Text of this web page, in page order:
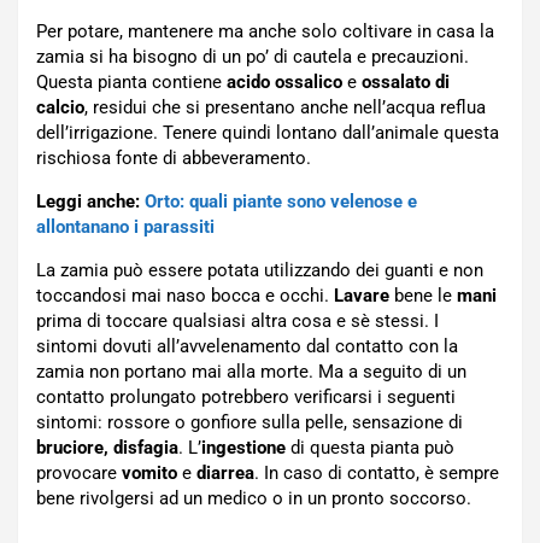
Per potare, mantenere ma anche solo coltivare in casa la
zamia si ha bisogno di un po’ di cautela e precauzioni.
Questa pianta contiene acido ossalico e ossalato di
calcio, residui che si presentano anche nell’acqua reflua
dell’irrigazione. Tenere quindi lontano dall’animale questa
rischiosa fonte di abbeveramento.
Leggi anche: Orto: quali piante sono velenose e
allontanano i parassiti
La zamia può essere potata utilizzando dei guanti e non
toccandosi mai naso bocca e occhi. Lavare bene le mani
prima di toccare qualsiasi altra cosa e sè stessi. I
sintomi dovuti all’avvelenamento dal contatto con la
zamia non portano mai alla morte. Ma a seguito di un
contatto prolungato potrebbero verificarsi i seguenti
sintomi: rossore o gonfiore sulla pelle, sensazione di
bruciore, disfagia. L’ingestione di questa pianta può
provocare vomito e diarrea. In caso di contatto, è sempre
bene rivolgersi ad un medico o in un pronto soccorso.